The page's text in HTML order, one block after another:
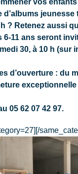
vos
d’albums jeunesse
? Retenez aussi
6-11 ans seront
30, à 10 h (sur
d’ouverture : du
exceptionnelle
05 62 07 42 97.